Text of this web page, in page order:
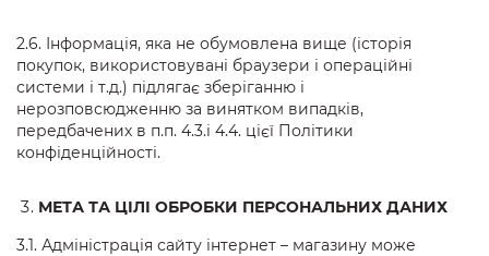
2.6. Інформація, яка не обумовлена вище (історія
покупок, використовувані браузери і операційні
системи і т.д.) підлягає зберіганню і
нерозповсюдженню за винятком випадків,
передбачених в п.п. 4.3.і 4.4. цієї Політики
конфіденційності.
МЕТА ТА ЦІЛІ ОБРОБКИ ПЕРСОНАЛЬНИХ ДАНИХ
3.1. Адміністрація сайту інтернет – магазину може